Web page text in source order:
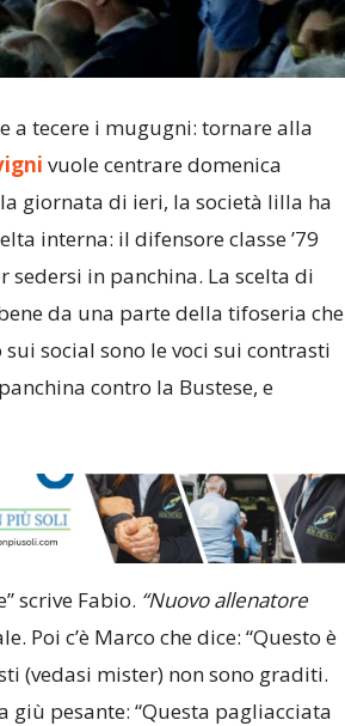
a tecere i mugugni: tornare alla
vuole centrare domenica
giornata di ieri, la società lilla ha
interna: il difensore classe ’79
sedersi in panchina. La scelta di
da una parte della tifoseria che
social sono le voci sui contrasti
contro la Bustese, e
scrive Fabio. “Nuovo allenatore
Poi c’è Marco che dice: “Questo è
(vedasi mister) non sono graditi.
giù pesante: “Questa pagliacciata